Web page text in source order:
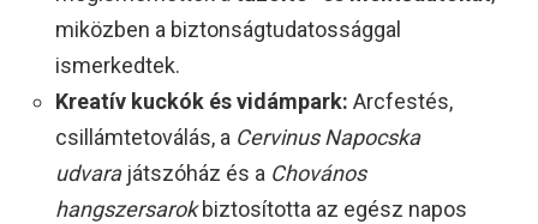
miközben a biztonságtudatossággal
ismerkedtek.
Kreatív kuckók és vidámpark: Arcfestés,
csillámtetoválás, a Cervinus Napocska
udvarajátszóház és a Chovános
hangszersarokbiztosította az egész napos